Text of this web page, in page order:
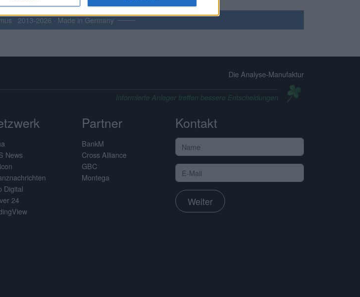
· 2013-2026 · Made in Germany
Die Analyse-Manufaktur
Informierte Anleger treffen bessere Entscheidungen
News
Digital
24
Partner
BankM
Cross Alliance
GBC
Montega
Kontakt
Weiter